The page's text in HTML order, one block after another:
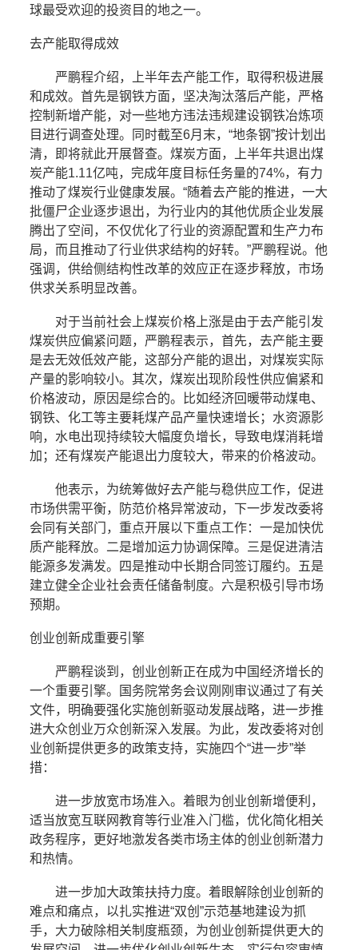
球最受欢迎的投资目的地之一。
去产能取得成效
严鹏程介绍，上半年去产能工作，取得积极进展
和成效。首先是钢铁方面，坚决淘汰落后产能，严格
控制新增产能，对一些地方违法违规建设钢铁冶炼项
目进行调查处理。同时截至6月末，“地条钢”按计划出
清，即将就此开展督查。煤炭方面，上半年共退出煤
炭产能1.11亿吨，完成年度目标任务量的74%，有力
推动了煤炭行业健康发展。“随着去产能的推进，一大
批僵尸企业逐步退出，为行业内的其他优质企业发展
腾出了空间，不仅优化了行业的资源配置和生产力布
局，而且推动了行业供求结构的好转。”严鹏程说。他
强调，供给侧结构性改革的效应正在逐步释放，市场
供求关系明显改善。
对于当前社会上煤炭价格上涨是由于去产能引发
煤炭供应偏紧问题，严鹏程表示，首先，去产能主要
是去无效低效产能，这部分产能的退出，对煤炭实际
产量的影响较小。其次，煤炭出现阶段性供应偏紧和
价格波动，原因是综合的。比如经济回暖带动煤电、
钢铁、化工等主要耗煤产品产量快速增长；水资源影
响，水电出现持续较大幅度负增长，导致电煤消耗增
加；还有煤炭产能退出力度较大，带来的价格波动。
他表示，为统筹做好去产能与稳供应工作，促进
市场供需平衡，防范价格异常波动，下一步发改委将
会同有关部门，重点开展以下重点工作：一是加快优
质产能释放。二是增加运力协调保障。三是促进清洁
能源多发满发。四是推动中长期合同签订履约。五是
建立健全企业社会责任储备制度。六是积极引导市场
预期。
创业创新成重要引擎
严鹏程谈到，创业创新正在成为中国经济增长的
一个重要引擎。国务院常务会议刚刚审议通过了有关
文件，明确要强化实施创新驱动发展战略，进一步推
进大众创业万众创新深入发展。为此，发改委将对创
业创新提供更多的政策支持，实施四个“进一步”举
措：
进一步放宽市场准入。着眼为创业创新增便利，
适当放宽互联网教育等行业准入门槛，优化简化相关
政务程序，更好地激发各类市场主体的创业创新潜力
和热情。
进一步加大政策扶持力度。着眼解除创业创新的
难点和痛点，以扎实推进“双创”示范基地建设为抓
手，大力破除相关制度瓶颈，为创业创新提供更大的